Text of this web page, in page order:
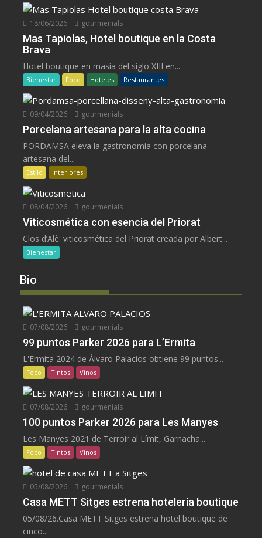
18/06/2026 gourmenials
Mas Tapiolas, Hotel boutique en la Costa
Brava
Hotel boutique en masía del siglo XIII en...
Bienestar Foco Hoteles Restaurantes
09/04/2026 gourmenials
Porcelana artesana para la alta cocina
PORDAMSA eleva la gastronomía con porcelana
artesana del...
Estilo Interiores
08/04/2026 gourmenials
Viticosmética con esencia del Priorat
Clos d’Alè: viticosmética del Priorat creada por Albert...
Bienestar
Bio
07/08/2026 gourmenials
99 puntos Parker 2026 para L’Ermita
L'Ermita 2024 de Álvaro Palacios obtiene 99 puntos...
Foco Tintos Vinos
07/08/2026 gourmenials
100 puntos Parker 2026 para Les Manyes
Les Manyes 2021 de Terroir al Límit, Garnacha...
Foco Tintos Vinos
05/08/2026 gourmenials
Casa METT Sitges estrena hotelería boutique
05/08/26.Casa METT Sitges estrena hotel boutique de
cinco...